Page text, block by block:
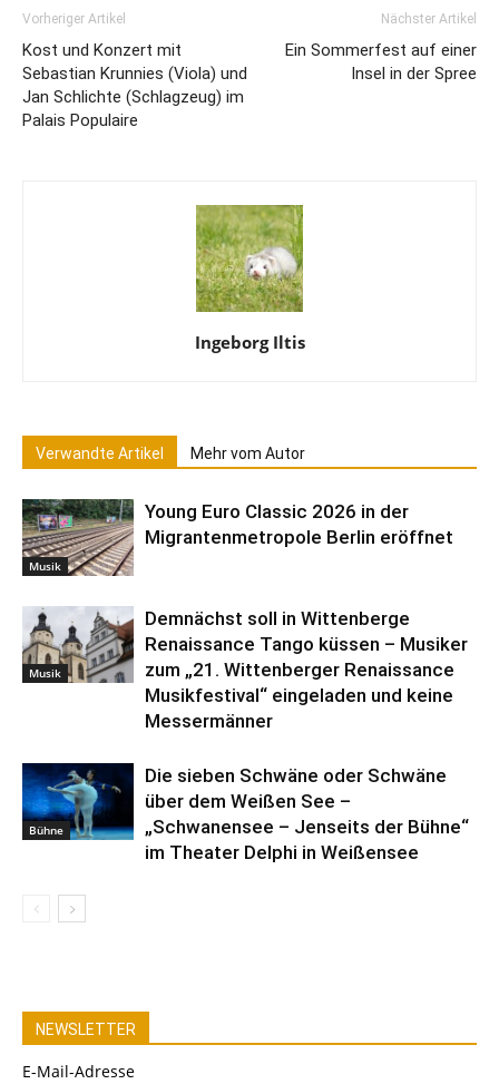
Vorheriger Artikel
Kost und Konzert mit
Sebastian Krunnies (Viola) und
Jan Schlichte (Schlagzeug) im
Palais Populaire
Nächster Artikel
Ein Sommerfest auf einer
Insel in der Spree
Ingeborg Iltis
Verwandte Artikel Mehr vom Autor
Musik
Young Euro Classic 2026 in der
Migrantenmetropole Berlin eröffnet
Musik
Demnächst soll in Wittenberge
Renaissance Tango küssen – Musiker
zum „21. Wittenberger Renaissance
Musikfestival“ eingeladen und keine
Messermänner
Bühne
Die sieben Schwäne oder Schwäne
über dem Weißen See –
„Schwanensee – Jenseits der Bühne“
im Theater Delphi in Weißensee
NEWSLETTER
E-Mail-Adresse